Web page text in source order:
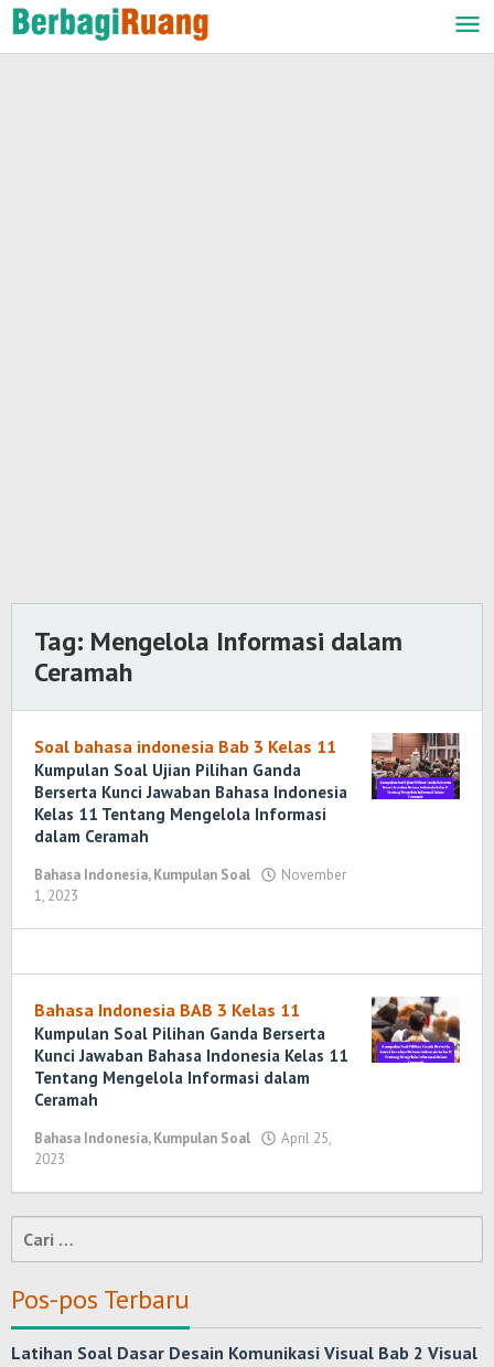
Lewati
ke
Tag: Mengelola Informasi dalam
Ceramah
Soal bahasa indonesia Bab 3 Kelas 11
Kumpulan Soal Ujian Pilihan Ganda
Berserta Kunci Jawaban Bahasa Indonesia
Kelas 11 Tentang Mengelola Informasi
dalam Ceramah
Bahasa Indonesia,Kumpulan Soal
November
1, 2023
Bahasa Indonesia BAB 3 Kelas 11
Kumpulan Soal Pilihan Ganda Berserta
Kunci Jawaban Bahasa Indonesia Kelas 11
Tentang Mengelola Informasi dalam
Ceramah
Bahasa Indonesia,Kumpulan Soal
April 25,
2023
Cari
untuk:
Pos-pos Terbaru
Latihan Soal Dasar Desain Komunikasi Visual Bab 2 Visual